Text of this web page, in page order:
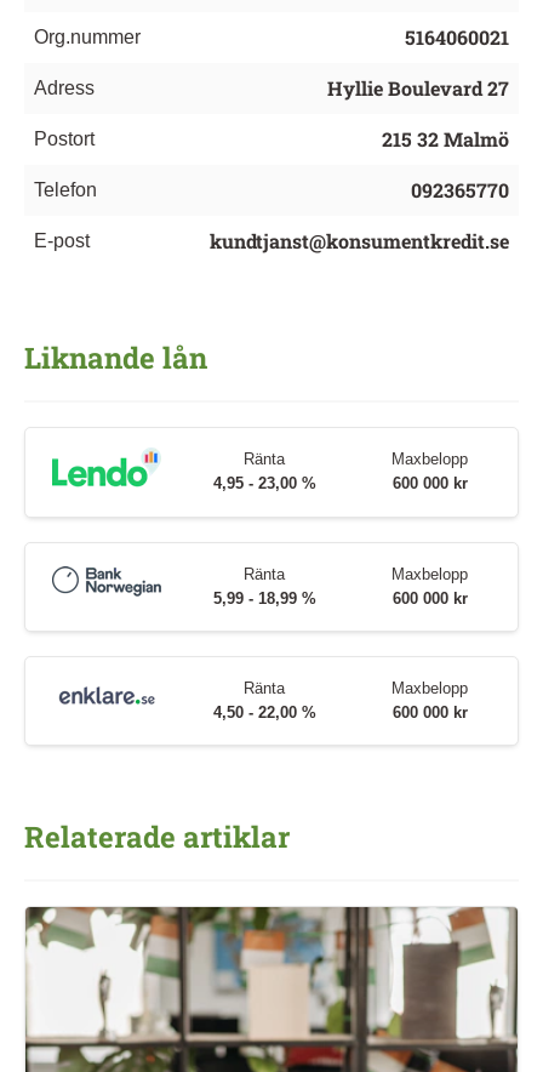
Org.nummer 5164060021
Adress Hyllie Boulevard 27
Postort 215 32 Malmö
Telefon 092365770
E-post kundtjanst@konsumentkredit.se
Liknande lån
Ränta
4,95 - 23,00 %
Maxbelopp
600 000 kr
Ränta
5,99 - 18,99 %
Maxbelopp
600 000 kr
Ränta
4,50 - 22,00 %
Maxbelopp
600 000 kr
Relaterade artiklar